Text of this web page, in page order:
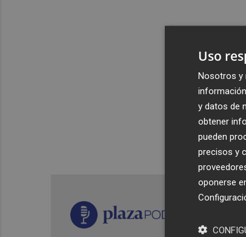
Uso
Nosotros y
y datos de
obtener
pueden
precisos y
oponerse